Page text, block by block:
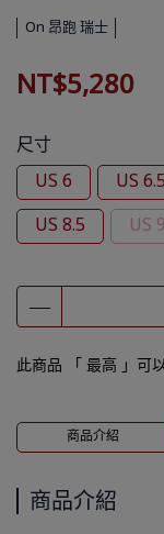
On 昂跑 瑞士
NT$5,280
尺寸
US 6
US 6.5
US 8.5
US 9
此商品 「 最高 」可
商品介紹
商品介紹